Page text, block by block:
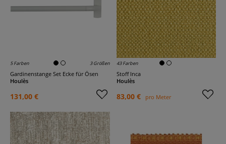
5 Farben 3 Größen
Gardinenstange Set Ecke für Ösen
Houlès
131,00 €
43 Farben
Stoff Inca
Houlès
83,00 € pro Meter